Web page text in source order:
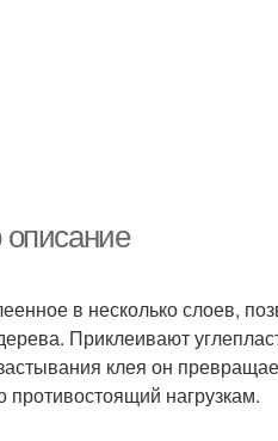
в несколько слоев,
Приклеивают
клея он
противостоящий нагрузкам.